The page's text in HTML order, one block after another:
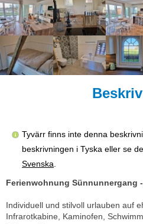
Tyvärr finns inte denna
beskrivningen i Tyska eller se
Svenska
Ferienwohnung Sünnunnergang
Individuell und stilvoll urlauben auf
Infrarotkabine, Kaminofen,